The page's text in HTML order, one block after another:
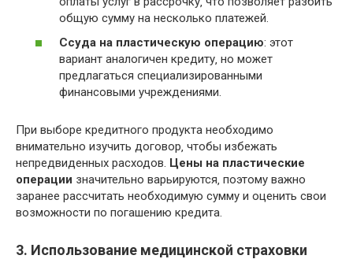
общую сумму на несколько платежей.
Ссуда на пластическую операцию: этот
вариант аналогичен кредиту‚ но может
предлагаться специализированными
финансовыми учреждениями.
При выборе кредитного продукта необходимо
внимательно изучить договор‚ чтобы избежать
непредвиденных расходов. Цены на пластические
операции значительно варьируются‚ поэтому важно
заранее рассчитать необходимую сумму и оценить свои
возможности по погашению кредита.
3. Использование медицинской страховки